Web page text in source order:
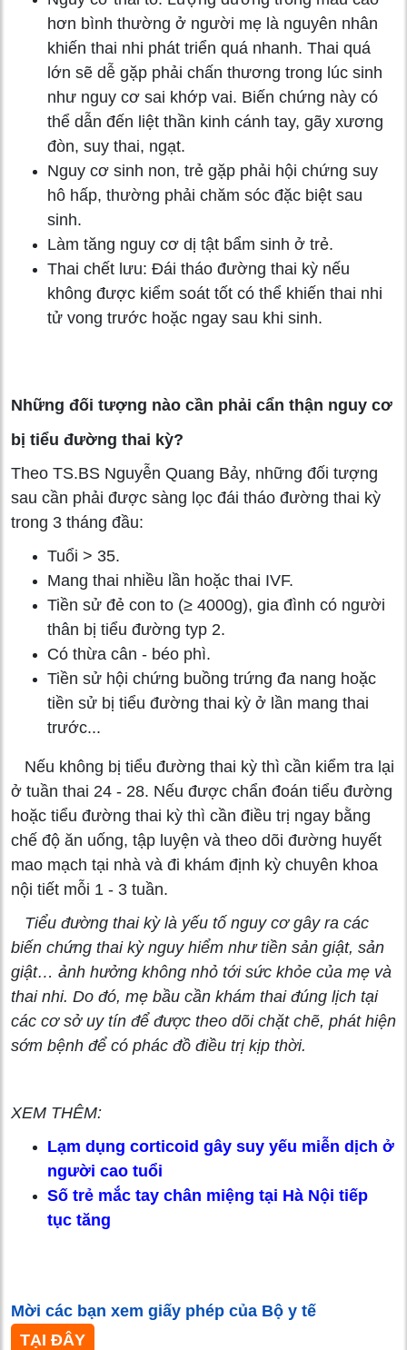
hơn bình thường ở người mẹ là nguyên nhân
khiến thai nhi phát triển quá nhanh. Thai quá
lớn sẽ dễ gặp phải chấn thương trong lúc sinh
như nguy cơ sai khớp vai. Biến chứng này có
thể dẫn đến liệt thần kinh cánh tay, gãy xương
đòn, suy thai, ngạt.
Nguy cơ sinh non, trẻ gặp phải hội chứng suy
hô hấp, thường phải chăm sóc đặc biệt sau
sinh.
Làm tăng nguy cơ dị tật bẩm sinh ở trẻ.
Thai chết lưu: Đái tháo đường thai kỳ nếu
không được kiểm soát tốt có thể khiến thai nhi
tử vong trước hoặc ngay sau khi sinh.
Những đối tượng nào cần phải cẩn thận nguy cơ
bị tiểu đường thai kỳ?
Theo TS.BS Nguyễn Quang Bảy, những đối tượng
sau cần phải được sàng lọc đái tháo đường thai kỳ
trong 3 tháng đầu:
Tuổi > 35.
Mang thai nhiều lần hoặc thai IVF.
Tiền sử đẻ con to (≥ 4000g), gia đình có người
thân bị tiểu đường typ 2.
Có thừa cân - béo phì.
Tiền sử hội chứng buồng trứng đa nang hoặc
tiền sử bị tiểu đường thai kỳ ở lần mang thai
trước...
Nếu không bị tiểu đường thai kỳ thì cần kiểm tra lại
ở tuần thai 24 - 28. Nếu được chẩn đoán tiểu đường
hoặc tiểu đường thai kỳ thì cần điều trị ngay bằng
chế độ ăn uống, tập luyện và theo dõi đường huyết
mao mạch tại nhà và đi khám định kỳ chuyên khoa
nội tiết mỗi 1 - 3 tuần.
Tiểu đường thai kỳ là yếu tố nguy cơ gây ra các
biến chứng thai kỳ nguy hiểm như tiền sản giật, sản
giật… ảnh hưởng không nhỏ tới sức khỏe của mẹ và
thai nhi. Do đó, mẹ bầu cần khám thai đúng lịch tại
các cơ sở uy tín để được theo dõi chặt chẽ, phát hiện
sớm bệnh để có phác đồ điều trị kịp thời.
XEM THÊM:
Lạm dụng corticoid gây suy yếu miễn dịch ở
người cao tuổi
Số trẻ mắc tay chân miệng tại Hà Nội tiếp
tục tăng
Mời các bạn xem giấy phép của Bộ y tế
TẠI ĐÂY